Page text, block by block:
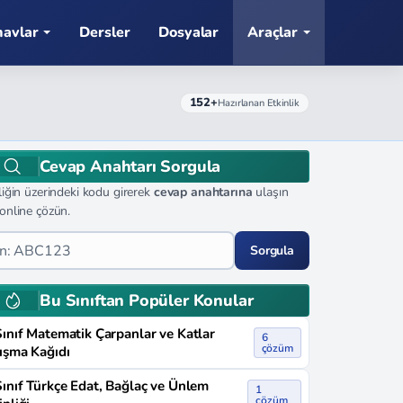
Dersler Dosyalar Araçlar
152+Hazırlanan Etkinlik
Cevap Anahtarı Sorgula
üzerindeki kodu girerek cevap anahtarına ulaşın
çözün.
Sorgula
Bu Sınıftan Popüler Konular
Matematik Çarpanlar ve Katlar
Kağıdı
6
çözüm
Türkçe Edat, Bağlaç ve Ünlem
1